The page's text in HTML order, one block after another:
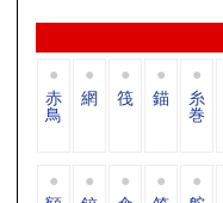
赤
鳥
網 筏 錨 糸
巻